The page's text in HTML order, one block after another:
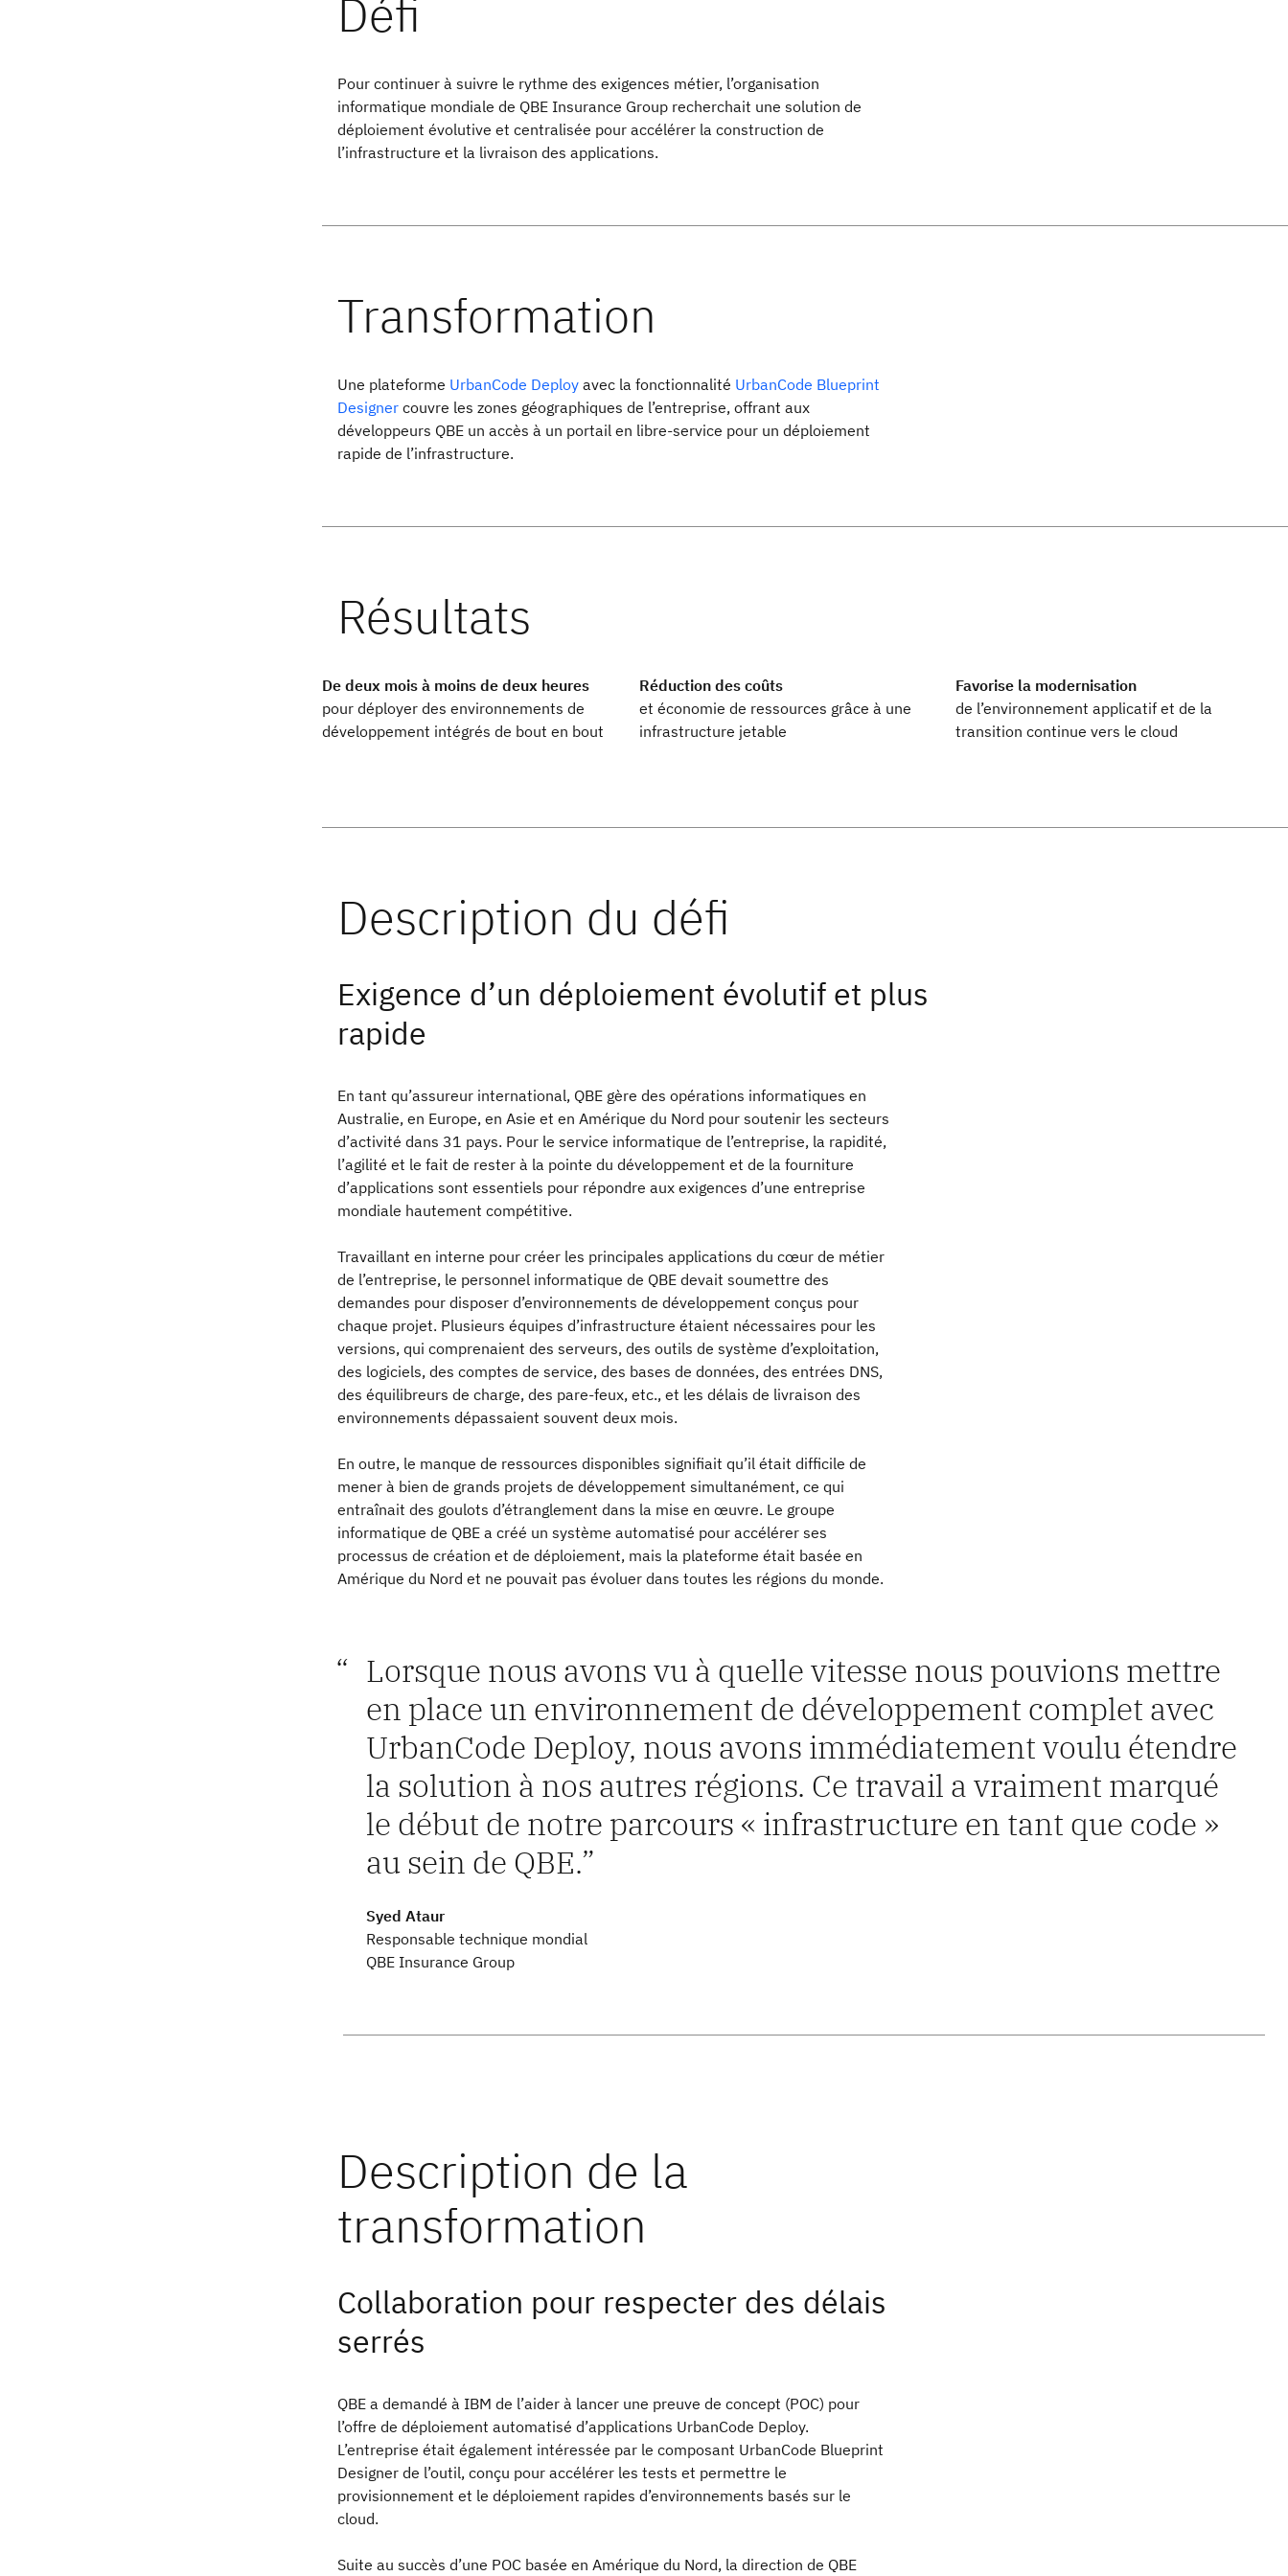
Pour continuer à suivre le rythme des exigences métier, l’organisation
informatique mondiale de QBE Insurance Group recherchait une solution de
déploiement évolutive et centralisée pour accélérer la construction de
l’infrastructure et la livraison des applications.
Une plateforme UrbanCode Deploy avec la fonctionnalité UrbanCode Blueprint
Designer couvre les zones géographiques de l’entreprise, offrant aux
développeurs QBE un accès à un portail en libre-service pour un déploiement
rapide de l’infrastructure.
De deux mois à moins de deux heures
pour déployer des environnements de
développement intégrés de bout en bout
Réduction des coûts
et économie de ressources grâce à une
infrastructure jetable
Favorise la modernisation
de l’environnement applicatif et de la
transition continue vers le cloud
Exigence d’un déploiement évolutif et plus
rapide
En tant qu’assureur international, QBE gère des opérations informatiques en
Australie, en Europe, en Asie et en Amérique du Nord pour soutenir les secteurs
d’activité dans 31 pays. Pour le service informatique de l’entreprise, la rapidité,
l’agilité et le fait de rester à la pointe du développement et de la fourniture
d’applications sont essentiels pour répondre aux exigences d’une entreprise
mondiale hautement compétitive.
Travaillant en interne pour créer les principales applications du cœur de métier
de l’entreprise, le personnel informatique de QBE devait soumettre des
demandes pour disposer d’environnements de développement conçus pour
chaque projet. Plusieurs équipes d’infrastructure étaient nécessaires pour les
versions, qui comprenaient des serveurs, des outils de système d’exploitation,
des logiciels, des comptes de service, des bases de données, des entrées DNS,
des équilibreurs de charge, des pare-feux, etc., et les délais de livraison des
environnements dépassaient souvent deux mois.
En outre, le manque de ressources disponibles signifiait qu’il était difficile de
mener à bien de grands projets de développement simultanément, ce qui
entraînait des goulots d’étranglement dans la mise en œuvre. Le groupe
informatique de QBE a créé un système automatisé pour accélérer ses
processus de création et de déploiement, mais la plateforme était basée en
Amérique du Nord et ne pouvait pas évoluer dans toutes les régions du monde.
Lorsque nous avons vu à quelle vitesse nous pouvions mettre
en place un environnement de développement complet avec
UrbanCode Deploy, nous avons immédiatement voulu étendre
la solution à nos autres régions. Ce travail a vraiment marqué
le début de notre parcours « infrastructure en tant que code »
au sein de QBE.
Syed Ataur
Responsable technique mondial
QBE Insurance Group
Collaboration pour respecter des délais
serrés
QBE a demandé à IBM de l’aider à lancer une preuve de concept (POC) pour
l’offre de déploiement automatisé d’applications UrbanCode Deploy.
L’entreprise était également intéressée par le composant UrbanCode Blueprint
Designer de l’outil, conçu pour accélérer les tests et permettre le
provisionnement et le déploiement rapides d’environnements basés sur le
cloud.
Suite au succès d’une POC basée en Amérique du Nord, la direction de QBE